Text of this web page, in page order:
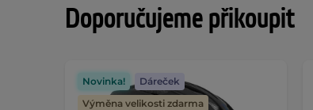
Doporučujeme přikoupit
Novinka!
Dáreček
Výměna velikosti zdarma